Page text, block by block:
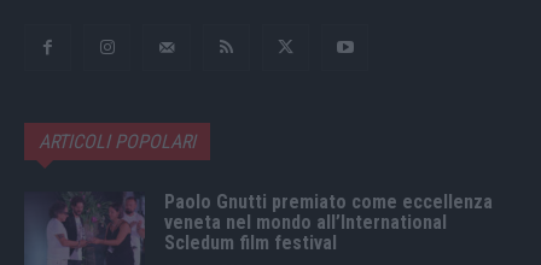
ARTICOLI POPOLARI
Paolo Gnutti premiato come eccellenza
veneta nel mondo all’International
Scledum film festival